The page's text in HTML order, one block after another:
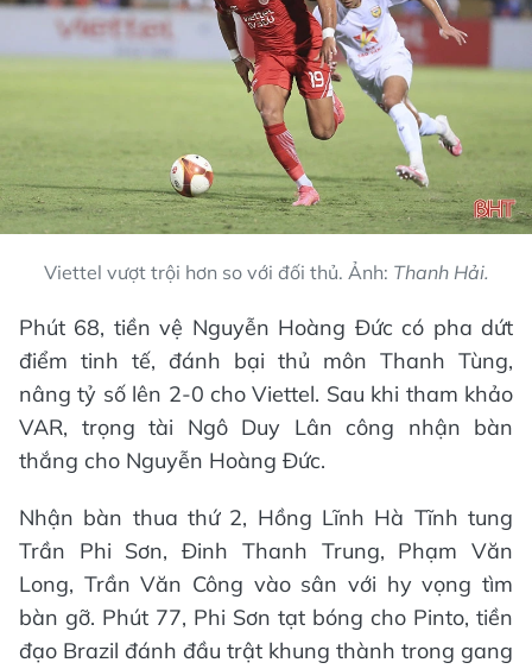
Viettel vượt trội hơn so với đối thủ. Ảnh: Thanh Hải.
Phút 68, tiền vệ Nguyễn Hoàng Đức có pha dứt
điểm tinh tế, đánh bại thủ môn Thanh Tùng,
nâng tỷ số lên 2-0 cho Viettel. Sau khi tham khảo
VAR, trọng tài Ngô Duy Lân công nhận bàn
thắng cho Nguyễn Hoàng Đức.
Nhận bàn thua thứ 2, Hồng Lĩnh Hà Tĩnh tung
Trần Phi Sơn, Đinh Thanh Trung, Phạm Văn
Long, Trần Văn Công vào sân với hy vọng tìm
bàn gỡ. Phút 77, Phi Sơn tạt bóng cho Pinto, tiền
đạo Brazil đánh đầu trật khung thành trong gang